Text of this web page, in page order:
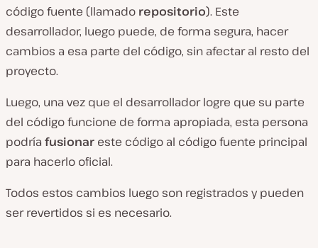
código fuente (llamado repositorio). Este
desarrollador, luego puede, de forma segura, hacer
cambios a esa parte del código, sin afectar al resto del
proyecto.
Luego, una vez que el desarrollador logre que su parte
del código funcione de forma apropiada, esta persona
podría fusionar este código al código fuente principal
para hacerlo oficial.
Todos estos cambios luego son registrados y pueden
ser revertidos si es necesario.